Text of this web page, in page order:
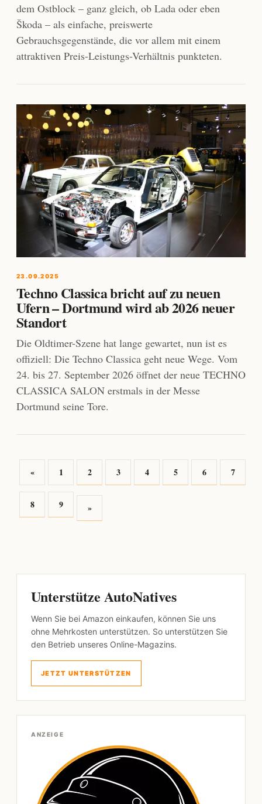
dem Ostblock – ganz gleich, ob Lada oder eben
Škoda – als einfache, preiswerte
Gebrauchsgegenstände, die vor allem mit einem
attraktiven Preis-Leistungs-Verhältnis punkteten.
23.09.2025
Techno Classica bricht auf zu neuen
Ufern – Dortmund wird ab 2026 neuer
Standort
Die Oldtimer-Szene hat lange gewartet, nun ist es
offiziell: Die Techno Classica geht neue Wege. Vom
24. bis 27. September 2026 öffnet der neue TECHNO
CLASSICA SALON erstmals in der Messe
Dortmund seine Tore.
« 1 2 3 4 5 6 7
8 9 »
Unterstütze AutoNatives
Wenn Sie bei Amazon einkaufen, können Sie uns
ohne Mehrkosten unterstützen. So unterstützen Sie
den Betrieb unseres Online-Magazins.
JETZT UNTERSTÜTZEN
ANZEIGE